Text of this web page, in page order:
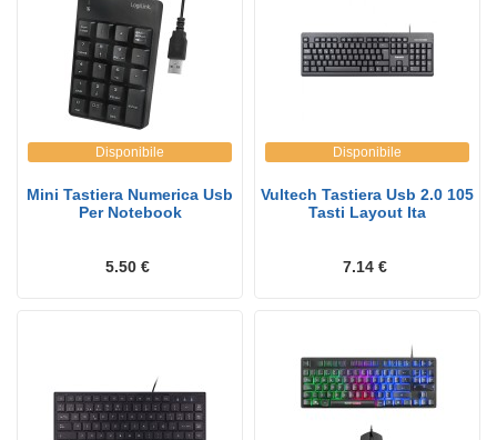
Disponibile
Mini Tastiera Numerica Usb
Per Notebook
5.50 €
Disponibile
Vultech Tastiera Usb 2.0 105
Tasti Layout Ita
7.14 €